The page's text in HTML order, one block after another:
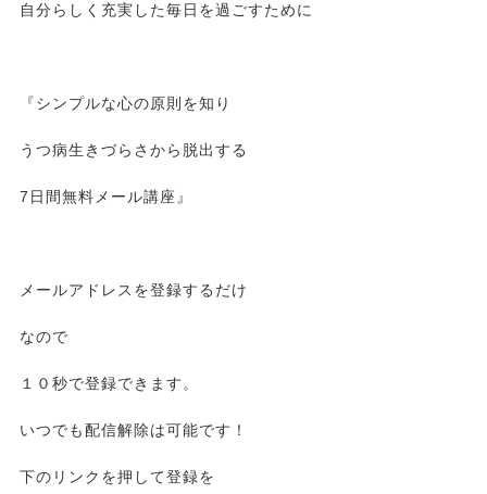
自分らしく充実した毎日を過ごすために
『シンプルな心の原則を知り
うつ病生きづらさから脱出する
7日間無料メール講座』
メールアドレスを登録するだけ
なので
１０秒で登録できます。
いつでも配信解除は可能です！
下のリンクを押して登録を